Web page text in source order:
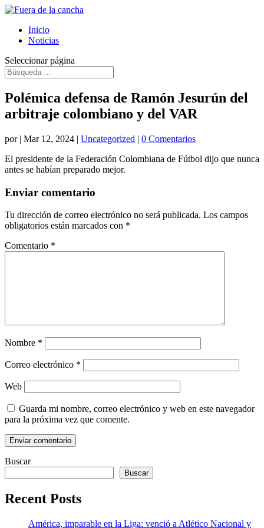
Inicio
Noticias
Seleccionar página
Polémica defensa de Ramón Jesurún del
arbitraje colombiano y del VAR
por | Mar 12, 2024 | Uncategorized | 0 Comentarios
El presidente de la Federación Colombiana de Fútbol dijo que nunca
antes se habían preparado mejor.
Enviar comentario
Tu dirección de correo electrónico no será publicada. Los campos
obligatorios están marcados con *
Comentario *
Nombre *
Correo electrónico *
Web
Guarda mi nombre, correo electrónico y web en este navegador
para la próxima vez que comente.
Buscar
Buscar
Recent Posts
América, imparable en la Liga: venció a Atlético Nacional y